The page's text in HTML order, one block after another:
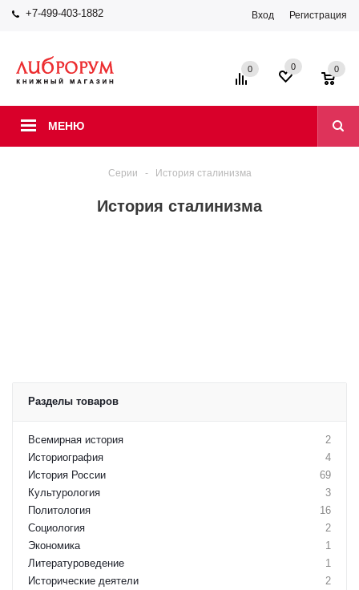
+7-499-403-1882 Вход Регистрация
МЕНЮ
0 0 0
Серии - История сталинизма
История сталинизма
Разделы товаров
Всемирная история
2
Историография
4
История России
69
Культурология
3
Политология
16
Социология
2
Экономика
1
Литературоведение
1
Исторические деятели
2